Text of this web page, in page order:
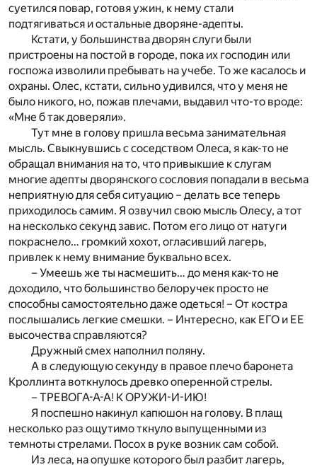
суетился повар, готовя ужин, к нему стали
подтягиваться и остальные дворяне-адепты.
Кстати, у большинства дворян слуги были
пристроены на постой в городе, пока их господин или
госпожа изволили пребывать на учебе. То же касалось и
охраны. Олес, кстати, сильно удивился, что у меня не
было никого, но, пожав плечами, выдавил что-то вроде:
«Мне б так доверяли».
Тут мне в голову пришла весьма занимательная
мысль. Свыкнувшись с соседством Олеса, я как-то не
обращал внимания на то, что привыкшие к слугам
многие адепты дворянского сословия попадали в весьма
неприятную для себя ситуацию – делать все теперь
приходилось самим. Я озвучил свою мысль Олесу, а тот
на несколько секунд завис. Потом его лицо от натуги
покраснело… громкий хохот, огласивший лагерь,
привлек к нему внимание буквально всех.
– Умеешь же ты насмешить… до меня как-то не
доходило, что большинство белоручек просто не
способны самостоятельно даже одеться! – От костра
послышались легкие смешки. – Интересно, как ЕГО и ЕЕ
высочества справляются?
Дружный смех наполнил поляну.
А в следующую секунду в правое плечо баронета
Кроллинта воткнулось древко оперенной стрелы.
– ТРЕВОГА-А-А! К ОРУЖИ-И-ИЮ!
Я поспешно накинул капюшон на голову. В плащ
несколько раз ощутимо ткнуло выпущенными из
темноты стрелами. Посох в руке возник сам собой.
Из леса, на опушке которого был разбит лагерь,